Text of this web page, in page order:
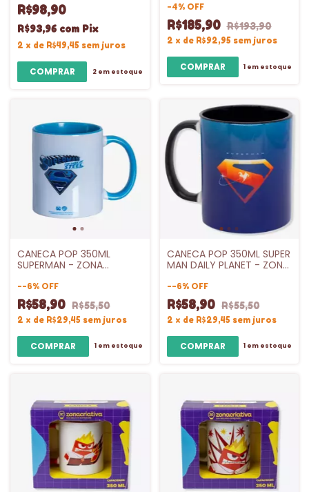
R$98,90
R$93,96 com Pix
2 x de R$49,45 sem juros
2em estoque
-4% OFF
R$185,90 R$193,90
2 x de R$92,95 sem juros
1 em estoque
CANECA POP 350ML
SUPERMAN - ZONA
--6% OFF
R$58,90 R$55,50
2 x de R$29,45 sem juros
1 em estoque
CANECA POP 350ML SUPER
MAN DAILY PLANET - ZONA
--6% OFF
R$58,90 R$55,50
2 x de R$29,45 sem juros
1 em estoque